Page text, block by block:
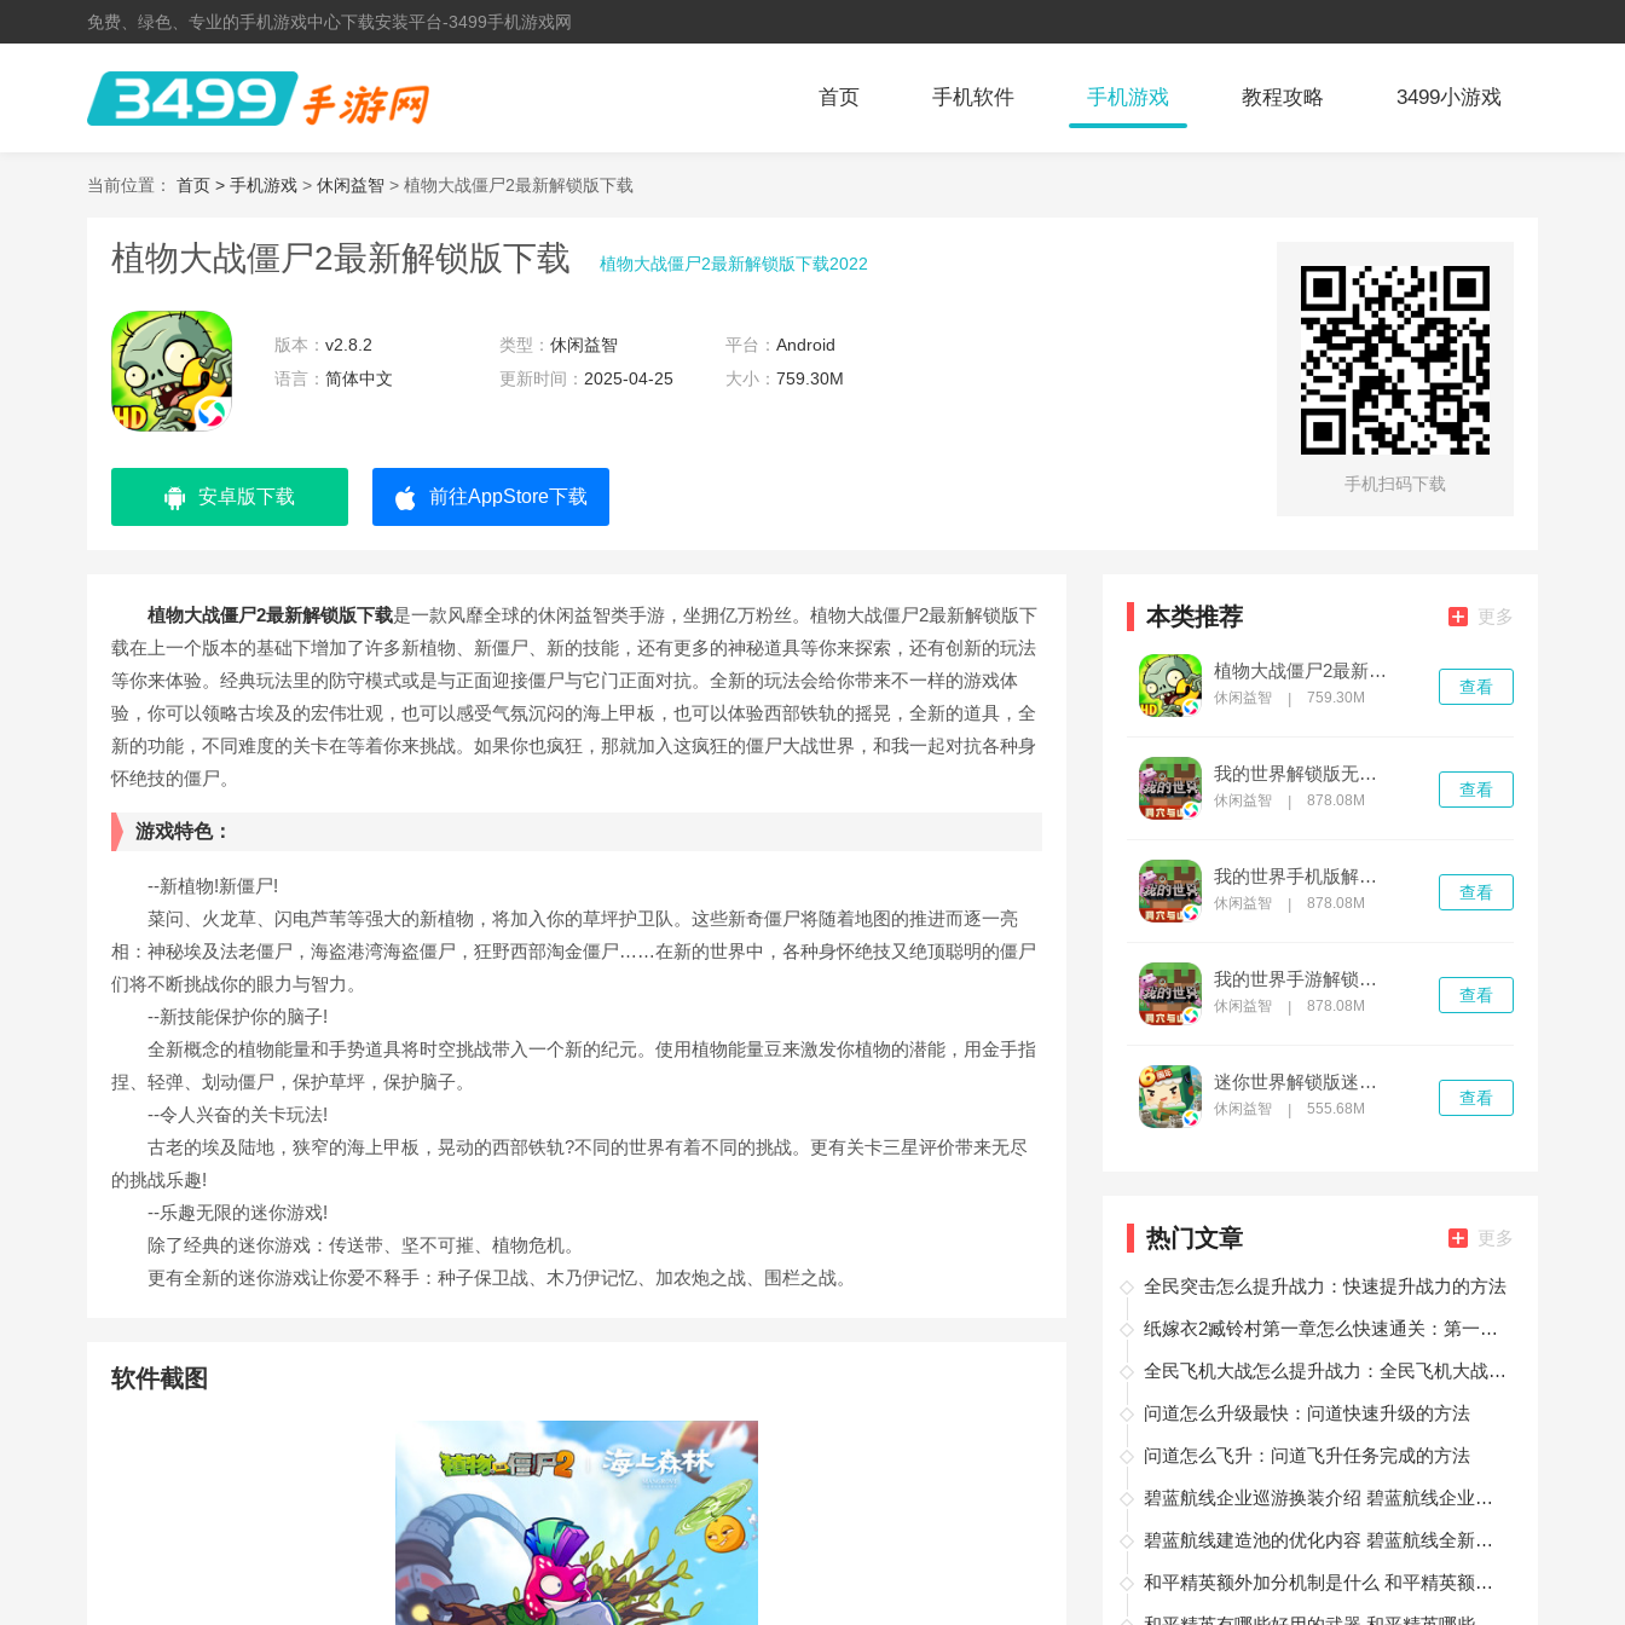
免费、绿色、专业的手机游戏中心下载安装平台-3499手机游戏网
首页 手机软件 手机游戏 教程攻略 3499小游戏
当前位置： 首页 > 手机游戏 > 休闲益智 > 植物大战僵尸2最新解锁版下载
植物大战僵尸2最新解锁版下载 植物大战僵尸2最新解锁版下载2022
版本： v2.8.2 类型：休闲益智 平台： Android
语言： 简体中文 更新时间： 2025-04-25 大小： 759.30M
安卓版下载 前往AppStore下载
手机扫码下载
植物大战僵尸2最新解锁版下载是一款风靡全球的休闲益智类手游，坐拥亿万粉丝。植物大战僵尸2最新解锁版下
载在上一个版本的基础下增加了许多新植物、新僵尸、新的技能，还有更多的神秘道具等你来探索，还有创新的玩法
等你来体验。经典玩法里的防守模式或是与正面迎接僵尸与它门正面对抗。全新的玩法会给你带来不一样的游戏体
验，你可以领略古埃及的宏伟壮观，也可以感受气氛沉闷的海上甲板，也可以体验西部铁轨的摇晃，全新的道具，全
新的功能，不同难度的关卡在等着你来挑战。如果你也疯狂，那就加入这疯狂的僵尸大战世界，和我一起对抗各种身
怀绝技的僵尸。
游戏特色：
--新植物!新僵尸!
菜问、火龙草、闪电芦苇等强大的新植物，将加入你的草坪护卫队。这些新奇僵尸将随着地图的推进而逐一亮
相：神秘埃及法老僵尸，海盗港湾海盗僵尸，狂野西部淘金僵尸……在新的世界中，各种身怀绝技又绝顶聪明的僵尸
们将不断挑战你的眼力与智力。
--新技能保护你的脑子!
全新概念的植物能量和手势道具将时空挑战带入一个新的纪元。使用植物能量豆来激发你植物的潜能，用金手指
捏、轻弹、划动僵尸，保护草坪，保护脑子。
--令人兴奋的关卡玩法!
古老的埃及陆地，狭窄的海上甲板，晃动的西部铁轨?不同的世界有着不同的挑战。更有关卡三星评价带来无尽
的挑战乐趣!
--乐趣无限的迷你游戏!
除了经典的迷你游戏：传送带、坚不可摧、植物危机。
更有全新的迷你游戏让你爱不释手：种子保卫战、木乃伊记忆、加农炮之战、围栏之战。
软件截图
本类推荐 更多
植物大战僵尸2最新解锁版下载
休闲益智 759.30M
查看
我的世界解锁版无限金币
休闲益智 878.08M
查看
我的世界手机版解锁版下载
休闲益智 878.08M
查看
我的世界手游解锁版本
休闲益智 878.08M
查看
迷你世界解锁版迷你币无限下载2022
休闲益智 555.68M
查看
热门文章 更多
全民突击怎么提升战力：快速提升战力的方法
纸嫁衣2臧铃村第一章怎么快速通关：第一章通关攻略
全民飞机大战怎么提升战力：全民飞机大战提升战力的技巧
问道怎么升级最快：问道快速升级的方法
问道怎么飞升：问道飞升任务完成的方法
碧蓝航线企业巡游换装介绍 碧蓝航线企业巡游换装立绘一览
碧蓝航线建造池的优化内容 碧蓝航线全新建造卡池怎么样
和平精英额外加分机制是什么 和平精英额外加分机制介绍